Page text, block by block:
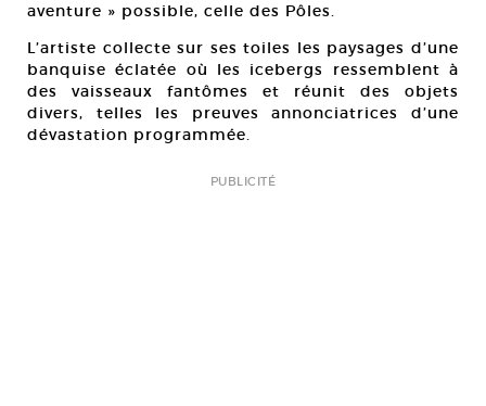
aventure » possible, celle des Pôles.
L’artiste collecte sur ses toiles les paysages d’une
banquise éclatée où les icebergs ressemblent à
des vaisseaux fantômes et réunit des objets
divers, telles les preuves annonciatrices d’une
dévastation programmée.
PUBLICITÉ